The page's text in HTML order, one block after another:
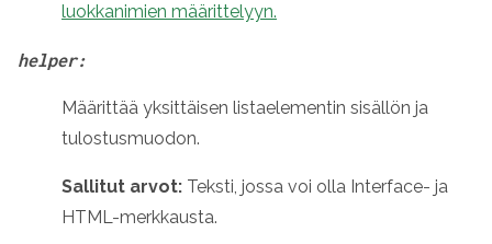
luokkanimien määrittelyyn.
helper:
Määrittää yksittäisen listaelementin sisällön ja
tulostusmuodon.
Sallitut arvot: Teksti, jossa voi olla Interface- ja
HTML-merkkausta.